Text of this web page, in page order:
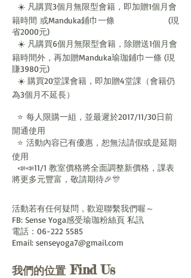
☀️ 凡購買3個月無限型會籍，即加贈1個月會
籍時間 或Manduka鋪巾一條 (現
省2000元)
☀️ 凡購買6個月無限型會籍，除贈送1個月會
籍時間外，再加贈Manduka瑜珈鋪巾一條 (現
賺3980元)
☀️ 購買20堂課會籍，即加贈4堂課（會籍仍
為3個月不延長）
⭐ 每人限購一組，並最遲於2017/11/30日前
開通使用
⭐ 活動內容已有優惠，恕無法請假或是延期
使用
📣📣11/1 教室價格將全面調整新價格，課表
將更多元豐富，敬請期待🎉🎊
活動若有任何疑問，歡迎聯繫我們喔～
FB: Sense Yoga感受瑜珈粉絲頁 私訊
電話：06-222 5585
Email: senseyoga7@gmail.com
我們的位置 Find Us